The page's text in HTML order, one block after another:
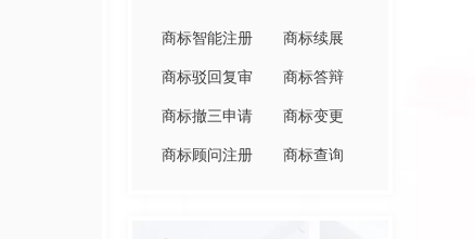
商标智能注册
商标续展
商标驳回复审
商标答辩
商标撤三申请
商标变更
商标顾问注册
商标查询